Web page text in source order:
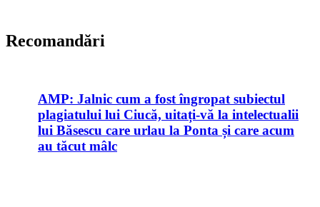
Recomandări
AMP: Jalnic cum a fost îngropat subiectul
plagiatului lui Ciucă, uitați-vă la intelectualii
lui Băsescu care urlau la Ponta și care acum
au tăcut mâlc